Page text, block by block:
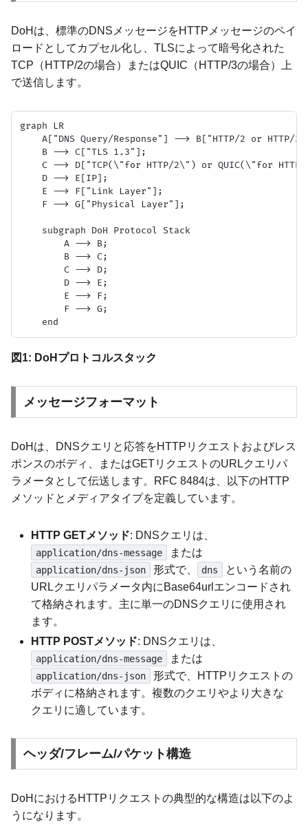
DoHは、標準のDNSメッセージをHTTPメッセージのペイ
ロードとしてカプセル化し、TLSによって暗号化された
TCP（HTTP/2の場合）またはQUIC（HTTP/3の場合）上
で送信します。
graph LR
A["DNS Query/Response"] --> B["HTTP/2 or HTTP/
    B --> C["TLS 1.3"];
C --> D["TCP(\"for HTTP/2\") or QUIC(\"for
    D --> E[IP];
    E --> F["Link Layer"];
    F --> G["Physical Layer"];
    subgraph DoH Protocol Stack
        A --> B;
        B --> C;
        C --> D;
        D --> E;
        E --> F;
        F --> G;
図1: DoHプロトコルスタック
メッセージフォーマット
DoHは、DNSクエリと応答をHTTPリクエストおよびレス
ポンスのボディ、またはGETリクエストのURLクエリパ
ラメータとして伝送します。RFC 8484は、以下のHTTP
メソッドとメディアタイプを定義しています。
HTTP GETメソッド: DNSクエリは、
application/dns-message または
application/dns-json 形式で、 dns
という名前の
URLクエリパラメータ内にBase64urlエンコードされ
て格納されます。主に単一のDNSクエリに使用され
ます。
HTTP POSTメソッド: DNSクエリは、
application/dns-message または
application/dns-json
形式で、HTTPリクエストの
ボディに格納されます。複数のクエリやより大きな
クエリに適しています。
ヘッダ/フレーム/パケット構造
DoHにおけるHTTPリクエストの典型的な構造は以下のよ
うになります。